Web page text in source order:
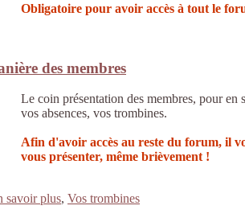
Obligatoire pour avoir accès à tout le
des membres
Le coin présentation des membres, pour en
vos absences, vos trombines.
Afin d'avoir accès au reste du forum, il
vous présenter, même brièvement !
savoir plus, Vos trombines